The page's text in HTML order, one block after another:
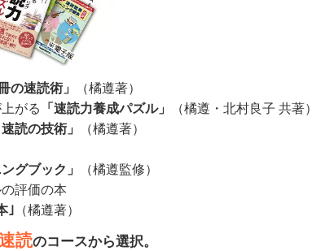
の速読術」
（橘遵著）
がる
「速読力養成パズル」
（橘遵・北村良子 共著）
読の技術」
（橘遵著）
グブック」
（橘遵監修）
評価の本
｣ （橘遵著）
読のコースから選択。